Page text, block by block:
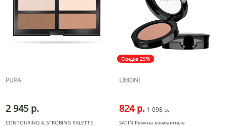
PUPA
2 945 р.
CONTOURING & STROBING PALETTE
Скидка 25%
LIMONI
824 р. 1 098 р.
SATIN Румяна компактные